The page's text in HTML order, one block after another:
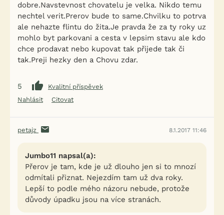
dobre.Navstevnost chovatelu je velka. Nikdo temu
nechtel verit.Prerov bude to same.Chvilku to potrva
ale nehazte flintu do žita.Je pravda že za ty roky uz
mohlo byt parkovani a cesta v lepsim stavu ale kdo
chce prodavat nebo kupovat tak přijede tak či
tak.Preji hezky den a Chovu zdar.
5
Kvalitní příspěvek
Nahlásit
Citovat
petajz 8.1.2017 11:46
Jumbo11 napsal(a):
Přerov je tam, kde je už dlouho jen si to mnozí
odmítali přiznat. Nejezdím tam už dva roky.
Lepší to podle mého názoru nebude, protože
důvody úpadku jsou na více stranách.